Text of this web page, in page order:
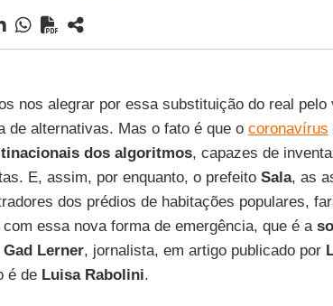
nos alegrar por essa substituição do real pelo
de alternativas. Mas o fato é que o coronavírus
dos algoritmos, capazes de
E, assim, por enquanto, o prefeito Sala, as
dos prédios de habitações populares,
com essa nova forma de emergência, que é a
Gad Lerner, jornalista, em artigo publicado por
é de Luisa Rabolini.